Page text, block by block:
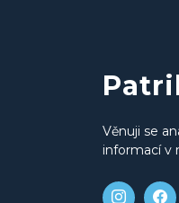
Věnuji se
informací v